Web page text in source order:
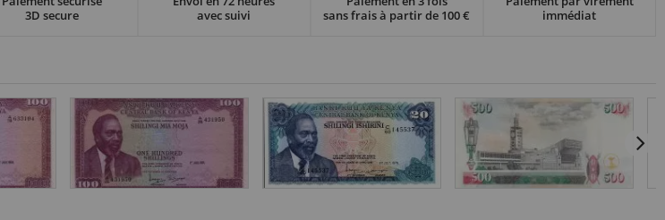
3D secure
avec suivi
sans frais à partir de 100 €
immédiat